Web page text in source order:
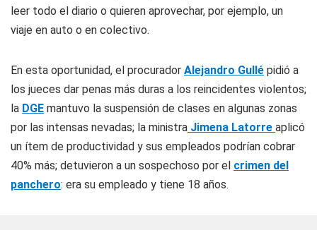
leer todo el diario o quieren aprovechar, por ejemplo, un
viaje en auto o en colectivo.
En esta oportunidad, el procurador Alejandro Gullé pidió a
los jueces dar penas más duras a los reincidentes violentos;
la DGE mantuvo la suspensión de clases en algunas zonas
por las intensas nevadas; la ministra Jimena Latorre aplicó
un ítem de productividad y sus empleados podrían cobrar
40% más; detuvieron a un sospechoso por el crimen del
panchero: era su empleado y tiene 18 años.